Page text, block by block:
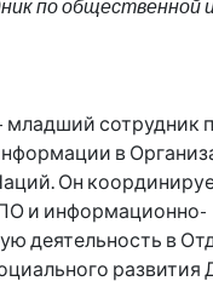
по общественной
младший сотрудник
в
Он
и информационно-
деятельность в
развития